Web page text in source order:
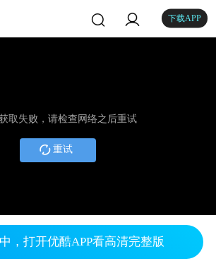
下载APP
取失败，请检查网络之后重试
重试
，打开优酷APP看高清完整版